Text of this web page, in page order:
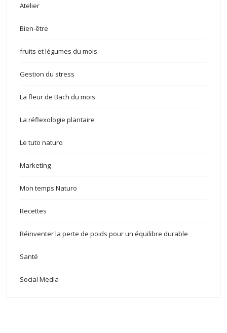
Atelier
Bien-être
fruits et légumes du mois
Gestion du stress
La fleur de Bach du mois
La réflexologie plantaire
Le tuto naturo
Marketing
Mon temps Naturo
Recettes
Réinventer la perte de poids pour un équilibre durable
Santé
Social Media